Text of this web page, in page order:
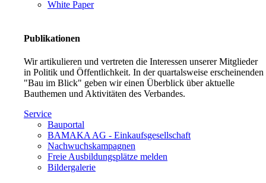
White Paper
Publikationen
Wir artikulieren und vertreten die Interessen unserer Mitglieder
in Politik und Öffentlichkeit. In der quartalsweise erscheinenden
"Bau im Blick" geben wir einen Überblick über aktuelle
Bauthemen und Aktivitäten des Verbandes.
Service
Bauportal
BAMAKA AG - Einkaufsgesellschaft
Nachwuchskampagnen
Freie Ausbildungsplätze melden
Bildergalerie